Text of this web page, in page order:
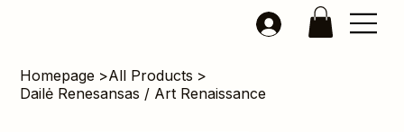
Homepage >All Products >
Dailė Renesansas / Art Renaissance